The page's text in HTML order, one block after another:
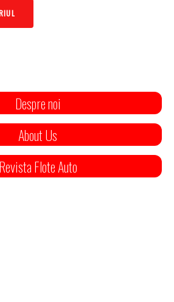
Despre noi
About Us
Revista Flote Auto